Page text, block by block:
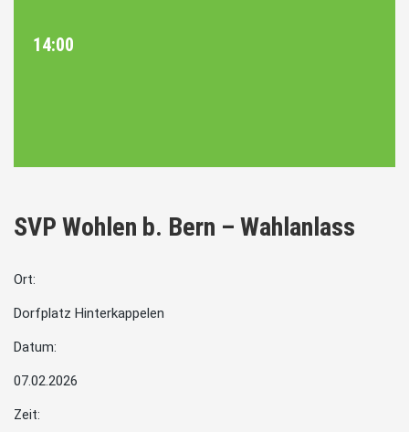
14:00
SVP Wohlen b. Bern – Wahlanlass
Ort:
Dorfplatz Hinterkappelen
Datum:
07.02.2026
Zeit: